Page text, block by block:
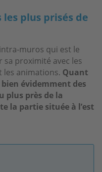
plus prisés de
muros qui est le
proximité avec les
les animations. Quant
évidemment des
plus près de la
la partie située à l’est